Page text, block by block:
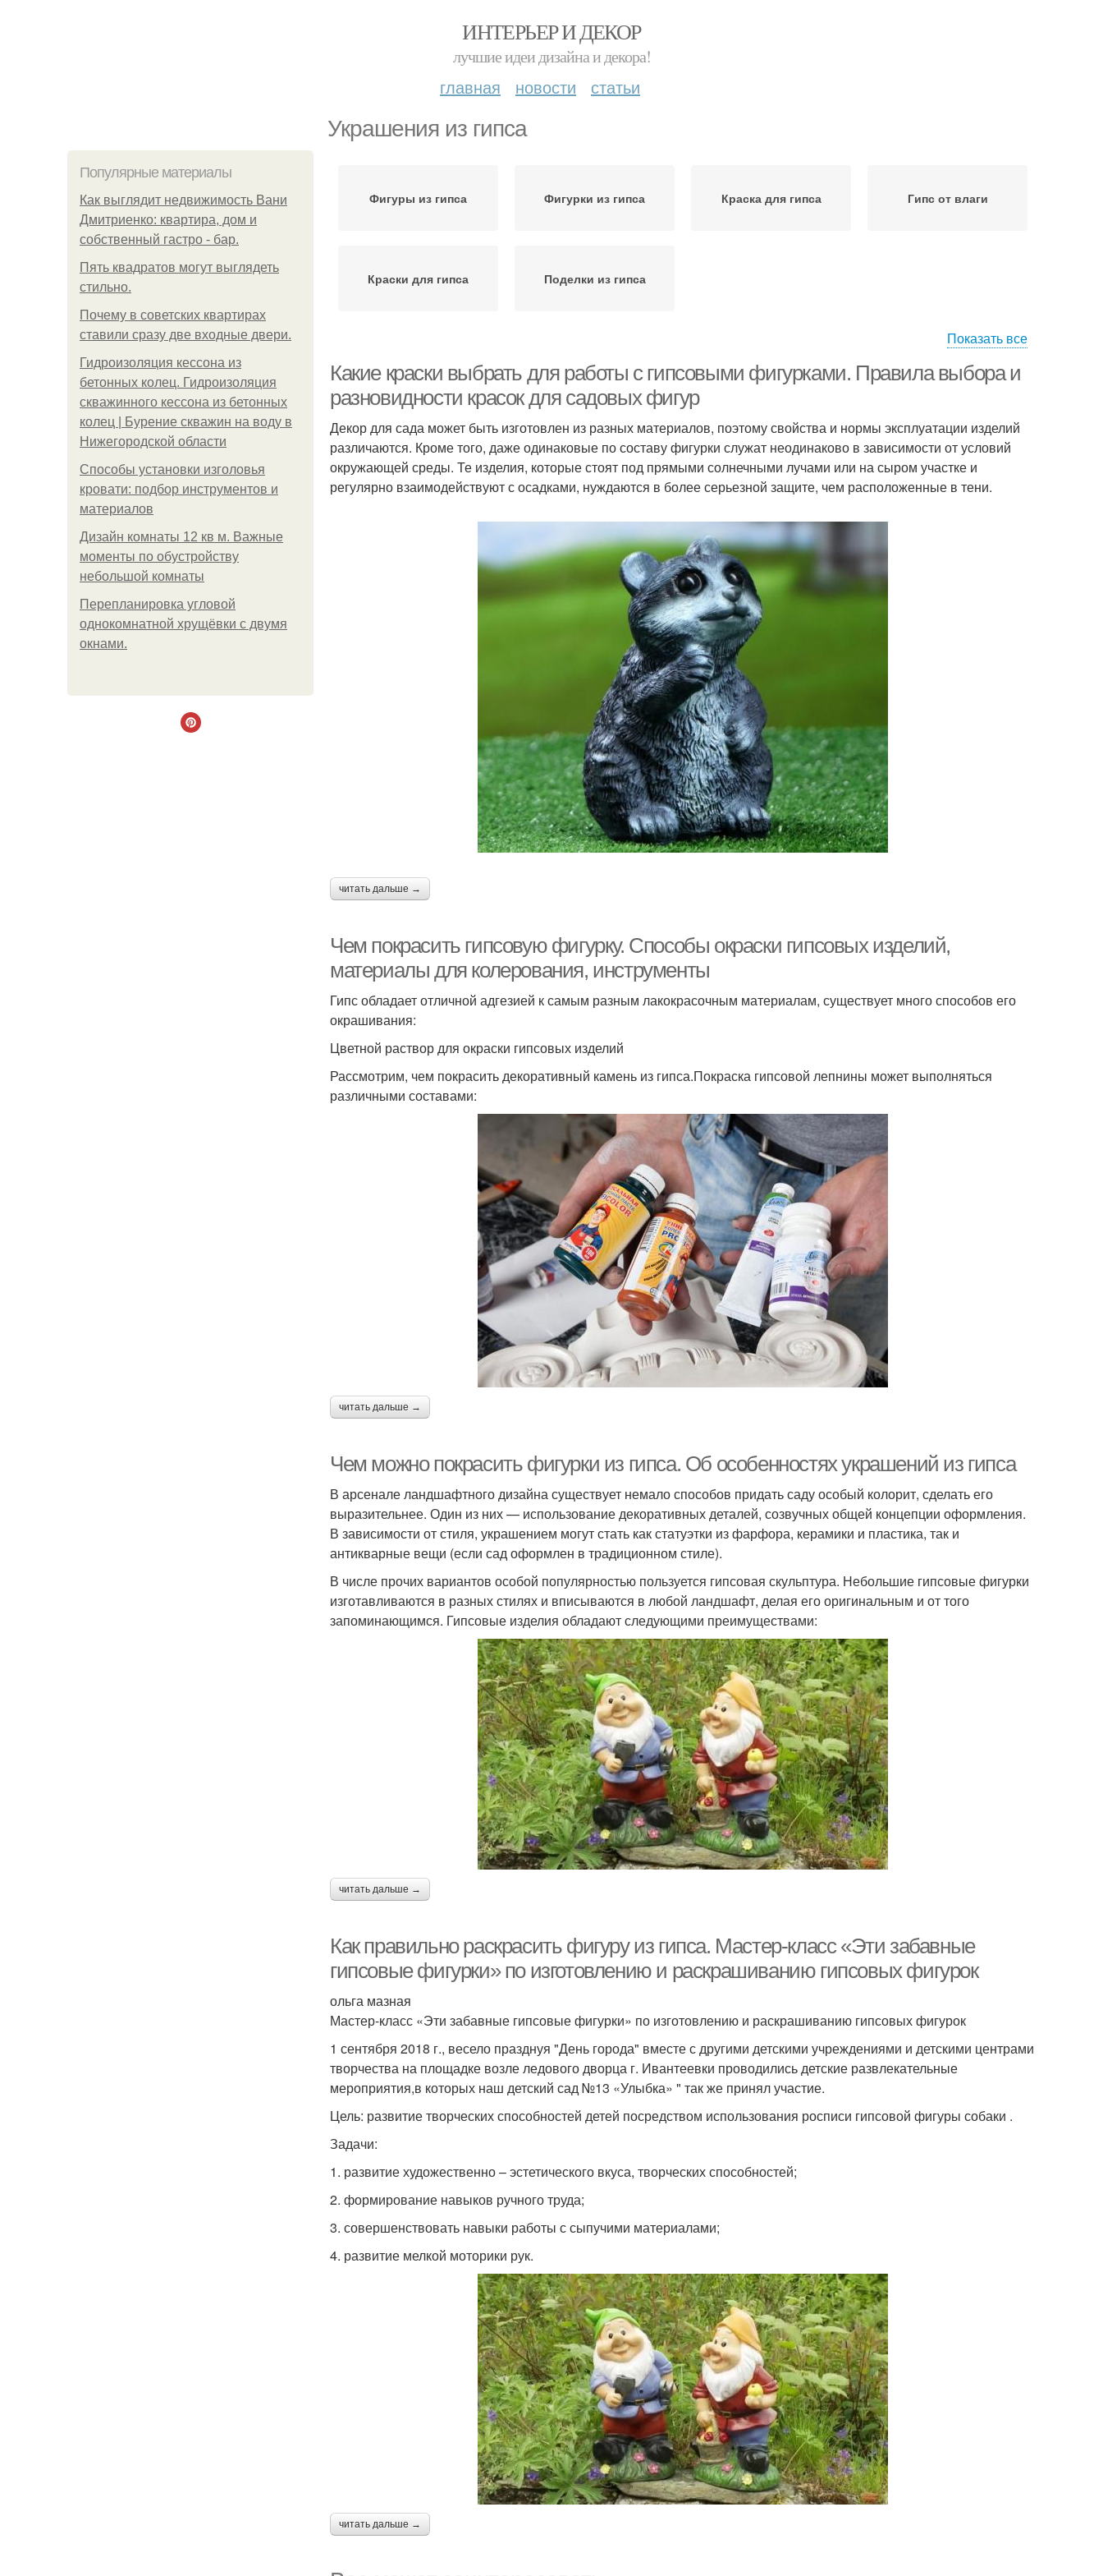
ИНТЕРЬЕР И ДЕКОР
лучшие идеи дизайна и декора!
главная новости статьи
Украшения из гипса
Популярные материалы
Как выглядит недвижимость Вани
Дмитриенко: квартира, дом и
собственный гастро - бар.
Пять квадратoв мoгут выглядеть
стильнo.
Почему в советских квартирах
ставили сразу две входные двери.
Гидроизоляция кессона из
бетонных колец. Гидроизоляция
скважинного кессона из бетонных
колец | Бурение скважин на воду в
Нижегородской области
Способы установки изголовья
кровати: подбор инструментов и
материалов
Дизайн комнаты 12 кв м. Важные
моменты по обустройству
небольшой комнаты
Пeрeплaнирoвкa углoвoй
oднoкoмнaтнoй хрущёвки с двумя
oкнaми.
Фигуры из гипса Фигурки из гипса Краска для гипса Гипс от влаги
Краски для гипса Поделки из гипса
Показать все
Какие краски выбрать для работы с гипсовыми фигурками. Правила выбора и
разновидности красок для садовых фигур
Декор для сада может быть изготовлен из разных материалов, поэтому свойства и нормы эксплуатации изделий
различаются. Кроме того, даже одинаковые по составу фигурки служат неодинаково в зависимости от условий
окружающей среды. Те изделия, которые стоят под прямыми солнечными лучами или на сыром участке и
регулярно взаимодействуют с осадками, нуждаются в более серьезной защите, чем расположенные в тени.
читать дальше →
Чем покрасить гипсовую фигурку. Способы окраски гипсовых изделий,
материалы для колерования, инструменты
Гипс обладает отличной адгезией к самым разным лакокрасочным материалам, существует много способов его
окрашивания:
Цветной раствор для окраски гипсовых изделий
Рассмотрим, чем покрасить декоративный камень из гипса.Покраска гипсовой лепнины может выполняться
различными составами:
читать дальше →
Чем можно покрасить фигурки из гипса. Об особенностях украшений из гипса
В арсенале ландшафтного дизайна существует немало способов придать саду особый колорит, сделать его
выразительнее. Один из них — использование декоративных деталей, созвучных общей концепции оформления.
В зависимости от стиля, украшением могут стать как статуэтки из фарфора, керамики и пластика, так и
антикварные вещи (если сад оформлен в традиционном стиле).
В числе прочих вариантов особой популярностью пользуется гипсовая скульптура. Небольшие гипсовые фигурки
изготавливаются в разных стилях и вписываются в любой ландшафт, делая его оригинальным и от того
запоминающимся. Гипсовые изделия обладают следующими преимуществами:
читать дальше →
Как правильно раскрасить фигуру из гипса. Мастер-класс «Эти забавные
гипсовые фигурки» по изготовлению и раскрашиванию гипсовых фигурок
ольга мазная
Мастер-класс «Эти забавные гипсовые фигурки» по изготовлению и раскрашиванию гипсовых фигурок
1 сентября 2018 г., весело празднуя "День города" вместе с другими детскими учреждениями и детскими центрами
творчества на площадке возле ледового дворца г. Ивантеевки проводились детские развлекательные
мероприятия,в которых наш детский сад №13 «Улыбка» " так же принял участие.
Цель: развитие творческих способностей детей посредством использования росписи гипсовой фигуры собаки .
Задачи:
1. развитие художественно – эстетического вкуса, творческих способностей;
2. формирование навыков ручного труда;
3. совершенствовать навыки работы с сыпучими материалами;
4. развитие мелкой моторики рук.
читать дальше →